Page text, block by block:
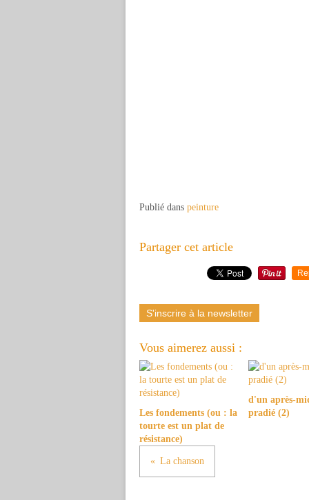
Publié dans peinture
Partager cet article
S'inscrire à la newsletter
Vous aimerez aussi :
Les fondements (ou : la
tourte est un plat de
résistance)
d'un après-
pradié (2)
La chanson